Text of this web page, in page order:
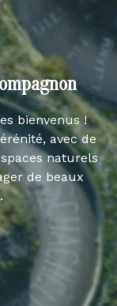
bienvenus !
avec de
naturels
de beaux